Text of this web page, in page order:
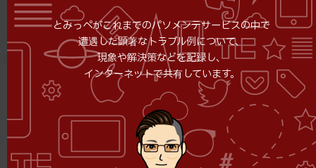
とみっぺがこれまでのパソメンテサービスの中で
遭遇した顕著なトラブル例について、
現象や解決策などを記録し、
インターネットで共有しています。